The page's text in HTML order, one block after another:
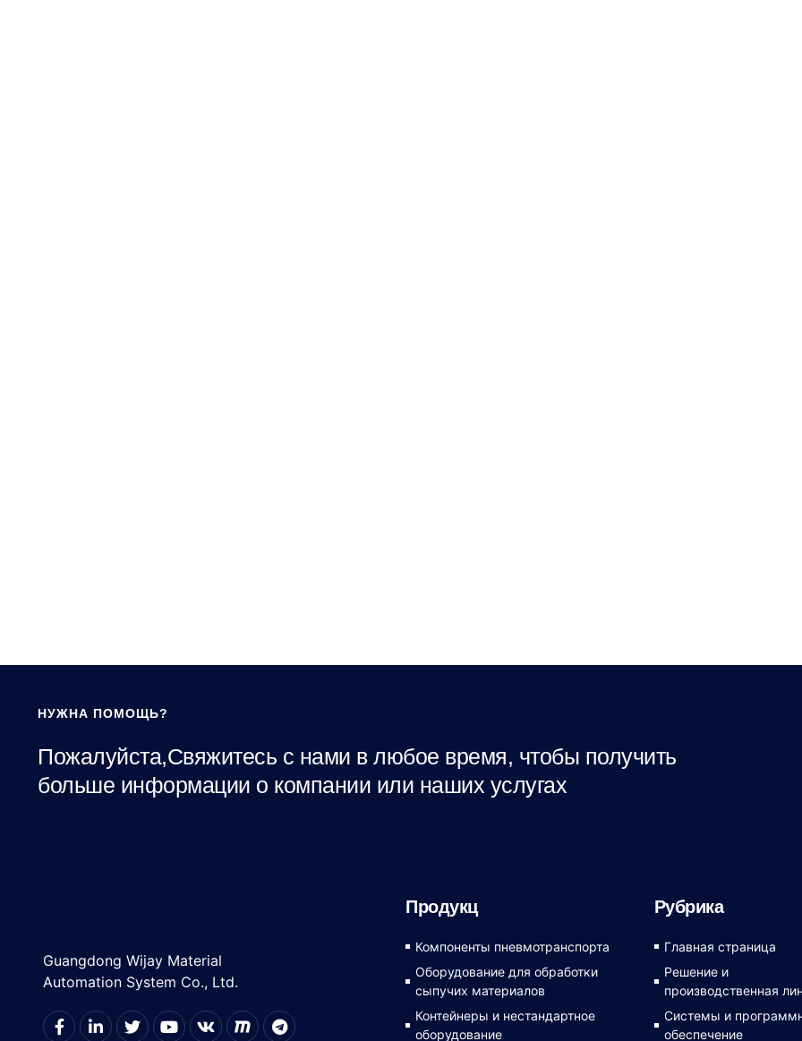
НУЖНА ПОМОЩЬ?
Пожалуйста,Свяжитесь с нами в любое время, чтобы получить
больше информации о компании или наших услугах
Guangdong Wijay Material
Automation System Co., Ltd.
Продукц
Компоненты пневмотранспорта
Оборудование для обработки
сыпучих материалов
Контейнеры и нестандартное
оборудование
Рубрика
Главная страница
Решение и
производственная
Системы и
обеспечение